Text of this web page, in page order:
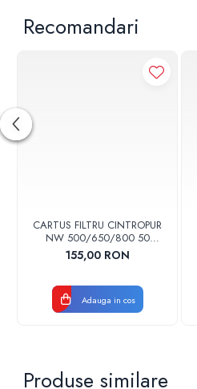
Recomandari
CARTUS FILTRU CINTROPUR
NW 500/650/800 50
MICRONI MANSOANE
FILTRARE SET 5BUC
155,00 RON
Adauga in cos
Produse similare